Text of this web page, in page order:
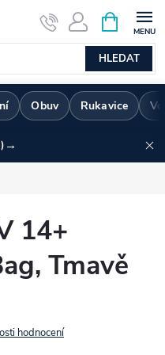
HLEDAT
NÁKUPNÍ
KOŠÍK
Obuv Rukavice
→
14+
Tmavě
hodnocení